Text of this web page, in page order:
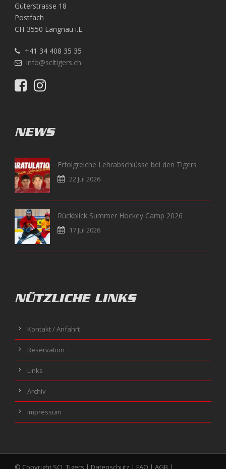
Güterstrasse 18
Postfach
CH-3550 Langnau i.E.
+41 34 408 35 35
info@scltigers.ch
NEWS
Erfolgreiche Lehrabschlüsse bei den Tigers
22 Jul 2026
Rückblick Summer Hockey Camp 2026
17 Jul 2026
NÜTZLICHE LINKS
Kontakt / Anfahrt
Reservation
Links
Archiv
Impressum
© Copyright SCL Tigers | Datenschutz | FAQ | AGB |